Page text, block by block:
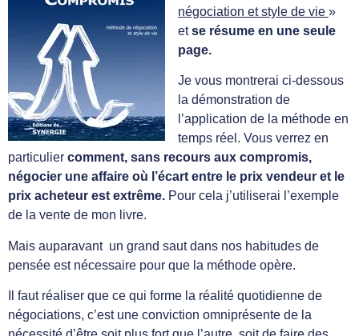
négociation et style de vie »
etse résume en une seule
page.
Je vous montrerai ci-dessous
la démonstration de
l’application de la méthode en
temps réel. Vous verrez en
particulier comment, sans recours aux compromis,
négocier une affaire où l’écart entre le prix vendeur et le
prix acheteur est extrême. Pour cela j’utiliserai l’exemple
de la vente de mon livre.
Mais auparavant un grand saut dans nos habitudes de
pensée est nécessaire pour que la méthode opère.
Il faut réaliser que ce qui forme la réalité quotidienne de
négociations, c’est une conviction omniprésente de la